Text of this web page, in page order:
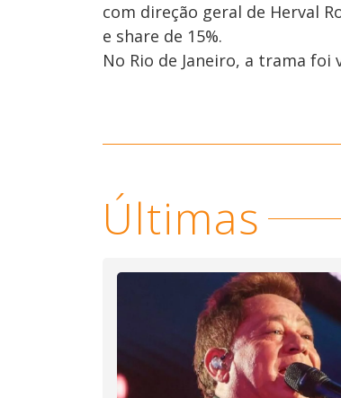
com direção geral de Herval
e share de 15%.
No Rio de Janeiro, a trama foi
Últimas